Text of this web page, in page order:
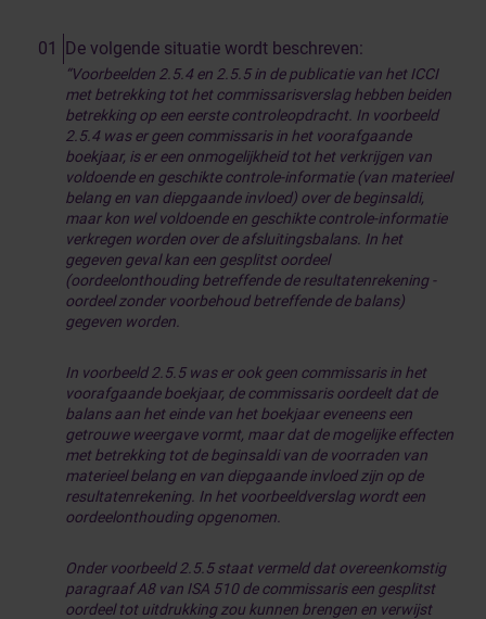
De volgende situatie wordt beschreven:
“Voorbeelden 2.5.4 en 2.5.5 in de publicatie van het ICCI
met betrekking tot het commissarisverslag hebben beiden
betrekking op een eerste controleopdracht. In voorbeeld
2.5.4 was er geen commissaris in het voorafgaande
boekjaar, is er een onmogelijkheid tot het verkrijgen van
voldoende en geschikte controle-informatie (van materieel
belang en van diepgaande invloed) over de beginsaldi,
maar kon wel voldoende en geschikte controle-informatie
verkregen worden over de afsluitingsbalans. In het
gegeven geval kan een gesplitst oordeel
(oordeelonthouding betreffende de resultatenrekening -
oordeel zonder voorbehoud betreffende de balans)
gegeven worden.
In voorbeeld 2.5.5 was er ook geen commissaris in het
voorafgaande boekjaar, de commissaris oordeelt dat de
balans aan het einde van het boekjaar eveneens een
getrouwe weergave vormt, maar dat de mogelijke effecten
met betrekking tot de beginsaldi van de voorraden van
materieel belang en van diepgaande invloed zijn op de
resultatenrekening. In het voorbeeldverslag wordt een
oordeelonthouding opgenomen.
Onder voorbeeld 2.5.5 staat vermeld dat overeenkomstig
paragraaf A8 van ISA 510 de commissaris een gesplitst
oordeel tot uitdrukking zou kunnen brengen en verwijst